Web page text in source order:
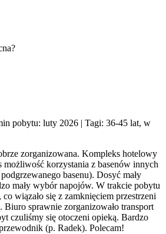
pobytu: luty 2026 | Tagi: 36-45 lat, w
zorganizowana. Kompleks hotelowy
możliwość korzystania z basenów innych
basenu). Dosyć mały
mały wybór napojów. W trakcie pobytu
co wiązało się z zamknięciem przestrzeni
Biuro sprawnie zorganizowało transport
czuliśmy się otoczeni opieką. Bardzo
(p. Radek). Polecam!